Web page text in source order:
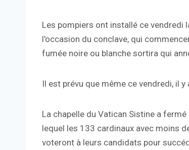
Les pompiers ont installé ce vendredi
l'occasion du conclave, qui
fumée noire ou blanche sortira qui
Il est prévu que même ce vendredi, il
La chapelle du Vatican Sistine a
lequel les 133 cardinaux avec moins
voteront à leurs candidats pour